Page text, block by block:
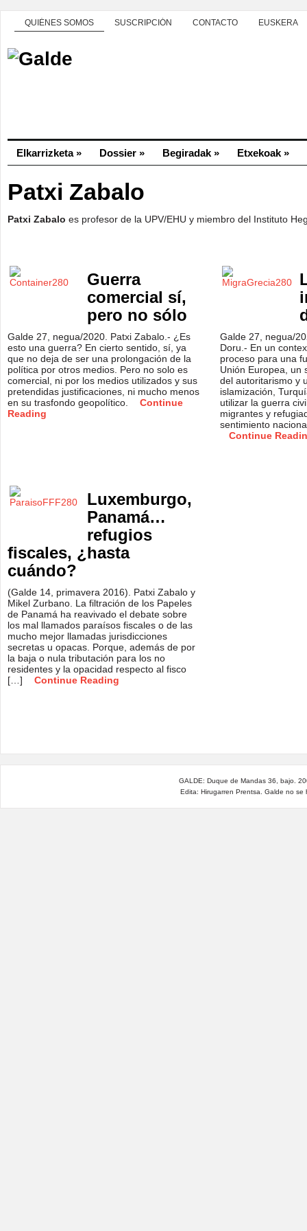
QUIÉNES SOMOS SUSCRIPCIÓN CONTACTO EUSKERA
Elkarrizketa» Dossier » Begiradak » Etxekoak »
Patxi Zabalo
Patxi Zabalo es profesor de la UPV/EHU y miembro del Instituto
Guerra
comercial sí,
pero no sólo
Galde 27, negua/2020. Patxi Zabalo.- ¿Es
esto una guerra? En cierto sentido, sí, ya
que no deja de ser una prolongación de la
política por otros medios. Pero no solo es
comercial, ni por los medios utilizados y sus
pretendidas justificaciones, ni mucho menos
en su trasfondo geopolítico.
Continue
Reading
Galde 27, negua/
Doru.- En un
proceso para una
Unión Europea, un
del autoritarismo y
islamización,
utilizar la guerra
migrantes y
sentimiento
Continue
Luxemburgo,
Panamá…
refugios
fiscales, ¿hasta
cuándo?
(Galde 14, primavera 2016). Patxi Zabalo y
Mikel Zurbano. La filtración de los Papeles
de Panamá ha reavivado el debate sobre
los mal llamados paraísos fiscales o de las
mucho mejor llamadas jurisdicciones
secretas u opacas. Porque, además de por
la baja o nula tributación para los no
residentes y la opacidad respecto al fisco
[…]
Continue Reading
GALDE: Duque de Mandas 36, bajo.
Edita: Hirugarren Prentsa. Galde no